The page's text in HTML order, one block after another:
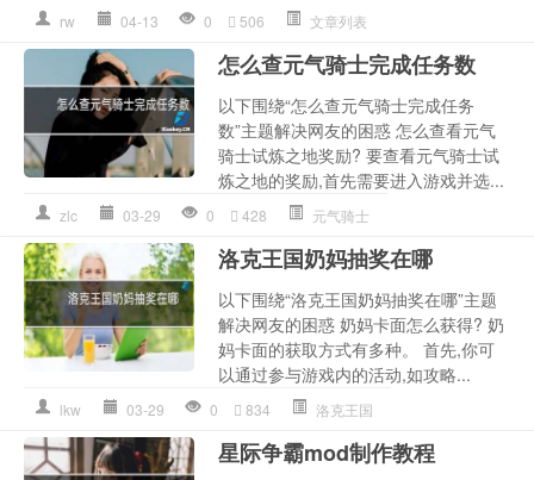
rw 04-13 0 506 文章列表
怎么查元气骑士完成任务数
以下围绕“怎么查元气骑士完成任务
数”主题解决网友的困惑 怎么查看元气
骑士试炼之地奖励? 要查看元气骑士试
炼之地的奖励,首先需要进入游戏并选...
zlc 03-29 0 428 元气骑士
洛克王国奶妈抽奖在哪
以下围绕“洛克王国奶妈抽奖在哪”主题
解决网友的困惑 奶妈卡面怎么获得? 奶
妈卡面的获取方式有多种。 首先,你可
以通过参与游戏内的活动,如攻略...
lkw 03-29 0 834 洛克王国
星际争霸mod制作教程